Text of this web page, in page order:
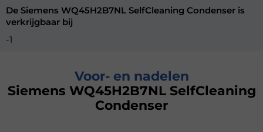
De Siemens WQ45H2B7NL SelfCleaning Condenser is
verkrijgbaar bij
-1
Voor- en nadelen
Siemens WQ45H2B7NL SelfCleaning
Condenser